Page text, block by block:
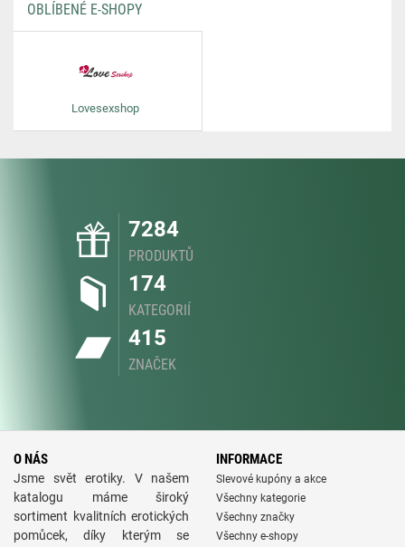
OBLÍBENÉ E-SHOPY
Lovesexshop
7284
PRODUKTŮ
174
KATEGORIÍ
415
ZNAČEK
O NÁS
Jsme svět erotiky. V našem
katalogu máme široký
sortiment kvalitních erotických
pomůcek, díky kterým se
INFORMACE
Slevové kupóny a akce
Všechny kategorie
Všechny značky
Všechny e-shopy